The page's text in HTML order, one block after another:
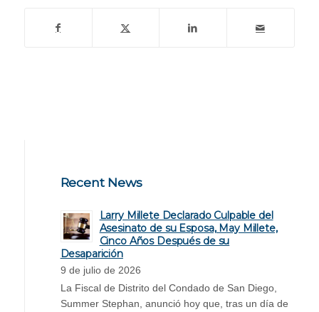
Recent News
Larry Millete Declarado Culpable del
Asesinato de su Esposa, May Millete,
Cinco Años Después de su
Desaparición
9 de julio de 2026
La Fiscal de Distrito del Condado de San Diego,
Summer Stephan, anunció hoy que, tras un día de